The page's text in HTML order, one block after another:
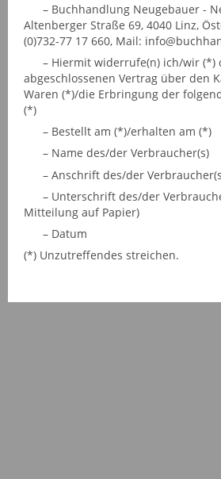
– Buchhandlung Neugebauer -
Altenberger Straße 69, 4040 Linz,
(0)732-77 17 660, Mail:
– Hiermit widerrufe(n) ich/wir (*)
abgeschlossenen Vertrag über den
Waren (*)/die Erbringung der
(*)
– Bestellt am (*)/erhalten am (*)
– Name des/der Verbraucher(s)
– Anschrift des/der
– Unterschrift des/der
Mitteilung auf Papier)
– Datum
(*) Unzutreffendes streichen.